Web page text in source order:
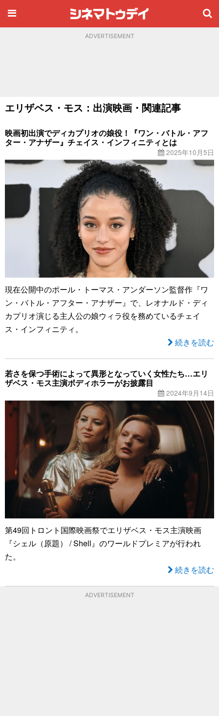
ADVERTISEMENT
エリザベス・モス：出演映画・関連記事
映画初出演でディカプリオの娘役！『ワン・バトル・アフ
ター・アナザー』チェイス・インフィニティとは
2025年10月5日
現在公開中のポール・トーマス・アンダーソン監督作『ワ
ン・バトル・アフター・アナザー』で、レオナルド・ディ
カプリオ演じる主人公の娘ウィラ役を務めているチェイ
ス・インフィニティ。
続きを読む
若さを保つ手術によって異形となっていく女性たち…エリ
ザベス・モス主演ボディホラーがお披露目
2024年9月14日
第49回トロント国際映画祭でエリザベス・モス主演映画
『シェル（原題） / Shell』のワールドプレミアが行われ
た。
続きを読む
ADVERTISEMENT